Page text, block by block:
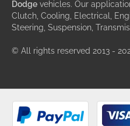
Dodge vehicles. Our
Clutch, Cooling, Electrical,
Steering, Suspension,
© All rights reserved 2013 -